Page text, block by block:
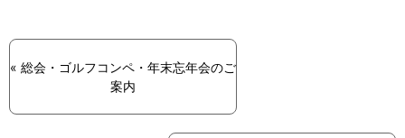
« 総会・ゴルフコンペ・年末忘年会のご
案内